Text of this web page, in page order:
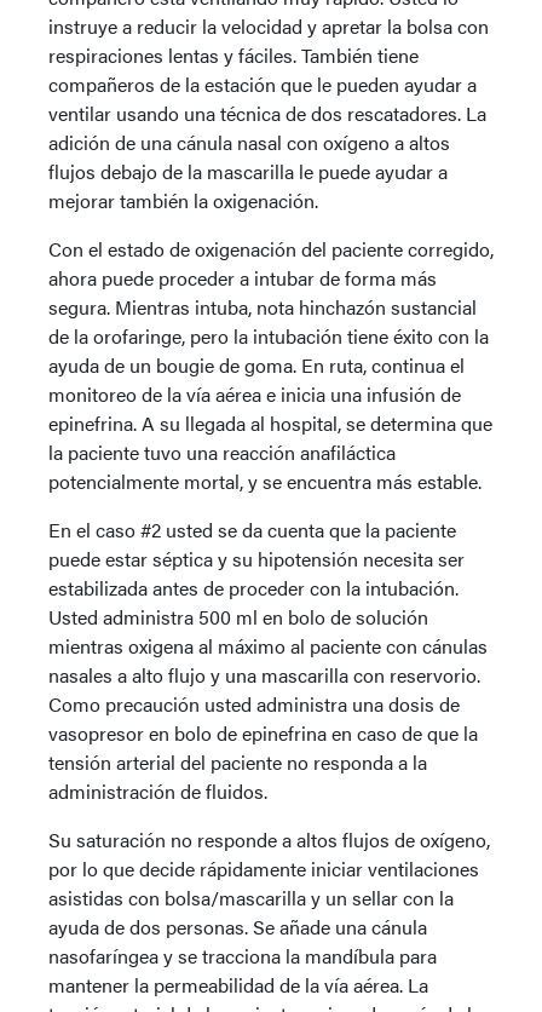
instruye a reducir la velocidad y apretar la bolsa con
respiraciones lentas y fáciles. También tiene
compañeros de la estación que le pueden ayudar a
ventilar usando una técnica de dos rescatadores. La
adición de una cánula nasal con oxígeno a altos
flujos debajo de la mascarilla le puede ayudar a
mejorar también la oxigenación.
Con el estado de oxigenación del paciente corregido,
ahora puede proceder a intubar de forma más
segura. Mientras intuba, nota hinchazón sustancial
de la orofaringe, pero la intubación tiene éxito con la
ayuda de un bougie de goma. En ruta, continua el
monitoreo de la vía aérea e inicia una infusión de
epinefrina. A su llegada al hospital, se determina que
la paciente tuvo una reacción anafiláctica
potencialmente mortal, y se encuentra más estable.
En el caso #2 usted se da cuenta que la paciente
puede estar séptica y su hipotensión necesita ser
estabilizada antes de proceder con la intubación.
Usted administra 500 ml en bolo de solución
mientras oxigena al máximo al paciente con cánulas
nasales a alto flujo y una mascarilla con reservorio.
Como precaución usted administra una dosis de
vasopresor en bolo de epinefrina en caso de que la
tensión arterial del paciente no responda a la
administración de fluidos.
Su saturación no responde a altos flujos de oxígeno,
por lo que decide rápidamente iniciar ventilaciones
asistidas con bolsa/mascarilla y un sellar con la
ayuda de dos personas. Se añade una cánula
nasofaríngea y se tracciona la mandíbula para
mantener la permeabilidad de la vía aérea. La